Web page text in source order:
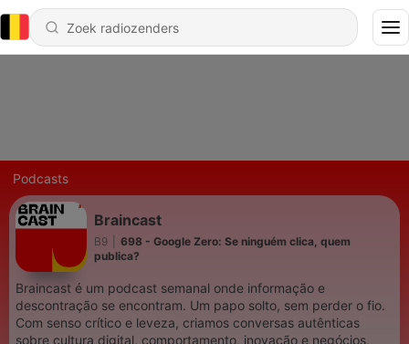
Podcasts
Braincast
B9
698 - Google Zero: Se ninguém clica, quem
publica?
Braincast é um podcast semanal onde informação e
descontração se encontram. Um papo solto, sem perder o fio.
Com senso crítico e leveza, criamos conversas autênticas
sobre cultura digital, comportamento, inovação e negócios,